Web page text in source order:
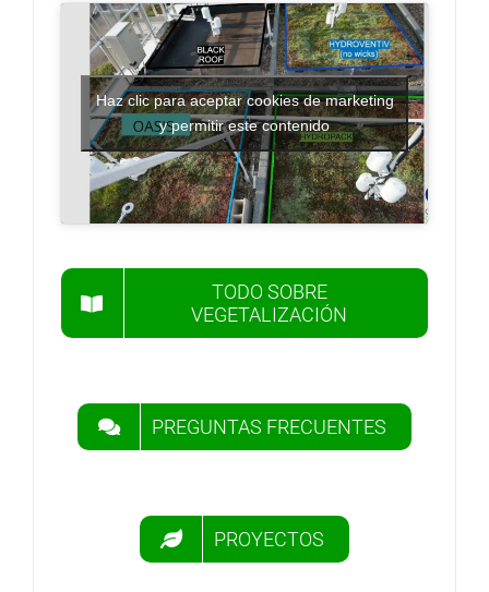
Haz clic para aceptar cookies de marketing
y permitir este contenido
TODO SOBRE
VEGETALIZACIÓN
PREGUNTAS FRECUENTES
PROYECTOS